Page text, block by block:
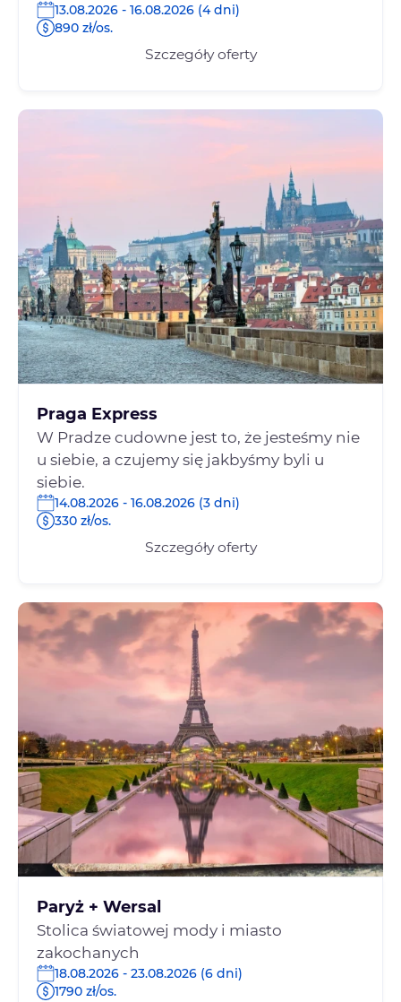
13.08.2026 - 16.08.2026 (4 dni)
890 zł/os.
Szczegóły oferty
Praga Express
W Pradze cudowne jest to, że jesteśmy nie
u siebie, a czujemy się jakbyśmy byli u
siebie.
14.08.2026 - 16.08.2026 (3 dni)
330 zł/os.
Szczegóły oferty
Paryż + Wersal
Stolica światowej mody i miasto
zakochanych
18.08.2026 - 23.08.2026 (6 dni)
1790 zł/os.